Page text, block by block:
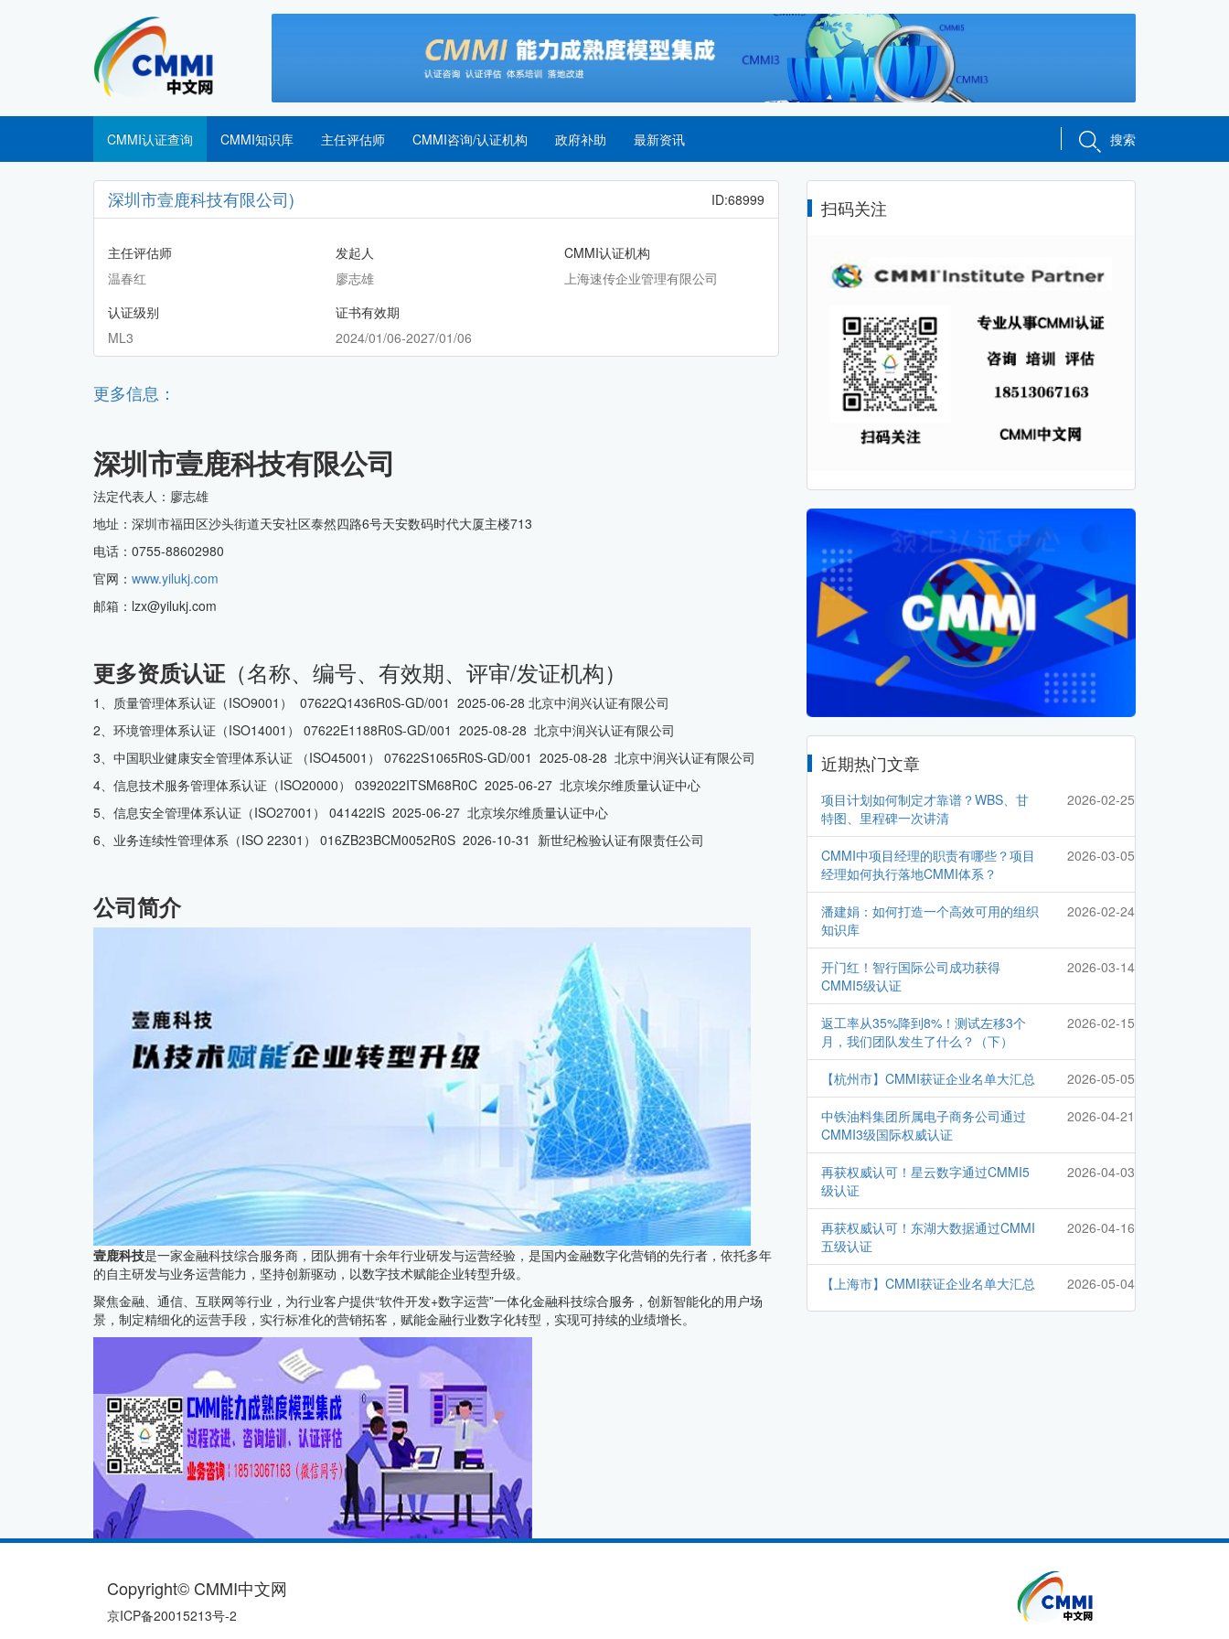
CMMI中文网
CMMI认证查询 CMMI知识库 主任评估师 CMMI咨询/认证机构 政府补助 最新资讯 搜索
深圳市壹鹿科技有限公司) ID:68999
主任评估师
温春红
发起人
廖志雄
CMMI认证机构
上海速传企业管理有限公司
认证级别
ML3
证书有效期
2024/01/06-2027/01/06
更多信息：
深圳市壹鹿科技有限公司
法定代表人：廖志雄
地址：深圳市福田区沙头街道天安社区泰然四路6号天安数码时代大厦主楼713
电话：0755-88602980
官网： www.yilukj.com
邮箱：lzx@yilukj.com
更多资质认证（名称、编号、有效期、评审/发证机构）
1、质量管理体系认证（ISO9001） 07622Q1436R0S-GD/001 2025-06-28 北京中润兴认证有限公司
2、环境管理体系认证（ISO14001） 07622E1188R0S-GD/001 2025-08-28 北京中润兴认证有限公司
3、中国职业健康安全管理体系认证 （ISO45001） 07622S1065R0S-GD/001 2025-08-28 北京中润兴认证有限公司
4、信息技术服务管理体系认证（ISO20000） 0392022ITSM68R0C 2025-06-27 北京埃尔维质量认证中心
5、信息安全管理体系认证（ISO27001） 041422IS 2025-06-27 北京埃尔维质量认证中心
6、业务连续性管理体系（ISO 22301） 016ZB23BCM0052R0S 2026-10-31 新世纪检验认证有限责任公司
公司简介
壹鹿科技是一家金融科技综合服务商，团队拥有十余年行业研发与运营经验，是国内金融数字化营销的先行者，依托多年
的自主研发与业务运营能力，坚持创新驱动，以数字技术赋能企业转型升级。
聚焦金融、通信、互联网等行业，为行业客户提供“软件开发+数字运营”一体化金融科技综合服务，创新智能化的用户场
景，制定精细化的运营手段，实行标准化的营销拓客，赋能金融行业数字化转型，实现可持续的业绩增长。
扫码关注
近期热门文章
项目计划如何制定才靠谱？WBS、甘
特图、里程碑一次讲清
2026-02-25
CMMI中项目经理的职责有哪些？项目
经理如何执行落地CMMI体系？
2026-03-05
潘建娟：如何打造一个高效可用的组织
知识库
2026-02-24
开门红！智行国际公司成功获得
CMMI5级认证
2026-03-14
返工率从35%降到8%！测试左移3个
月，我们团队发生了什么？（下）
2026-02-15
【杭州市】CMMI获证企业名单大汇总 2026-05-05
中铁油料集团所属电子商务公司通过
CMMI3级国际权威认证
2026-04-21
再获权威认可！星云数字通过CMMI5
级认证
2026-04-03
再获权威认可！东湖大数据通过CMMI
五级认证
2026-04-16
【上海市】CMMI获证企业名单大汇总 2026-05-04
Copyright© CMMI中文网
京ICP备20015213号-2